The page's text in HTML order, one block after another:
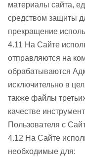
материалы сайта,
средством защиты
прекращение
4.11 На Сайте
отправляются на
обрабатываются
исключительно в
также файлы
качестве
Пользователя с
4.12 На Сайте
необходимые для: